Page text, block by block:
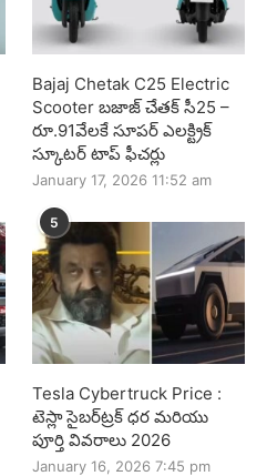
Bajaj Chetak C25 Electric
Scooter బజాజ్ చేతక్ సీ25 –
రూ.91వేలకే సూపర్ ఎలక్ట్రిక్
స్కూటర్ టాప్ ఫీచర్లు
January 17, 2026 11:52 am
5
Tesla Cybertruck Price :
టెస్లా సైబర్‌ట్రక్ ధర మరియు
పూర్తి వివరాలు 2026
January 16, 2026 7:45 pm